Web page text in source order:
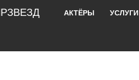
АКТЁРЫ УСЛУГИ